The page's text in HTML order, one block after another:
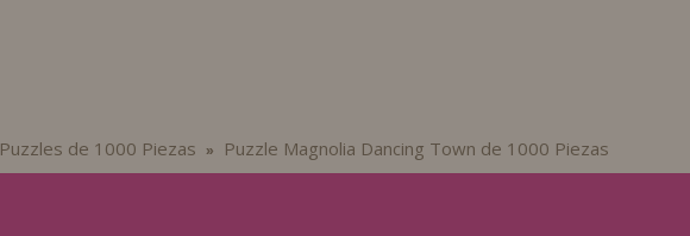
Puzzles de 1000 Piezas » Puzzle Magnolia Dancing Town de 1000 Piezas